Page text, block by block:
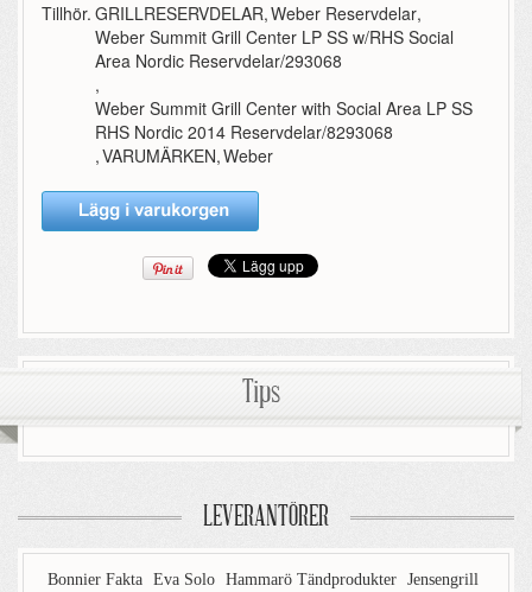
Tillhör. GRILLRESERVDELAR,Weber Reservdelar,
Weber Summit Grill Center LP SS w/RHS Social
Area Nordic Reservdelar/293068
,
Weber Summit Grill Center with Social Area LP SS
RHS Nordic 2014 Reservdelar/8293068
,VARUMÄRKEN,Weber
Tips
LEVERANTÖRER
Bonnier Fakta Eva Solo Hammarö Tändprodukter Jensengrill